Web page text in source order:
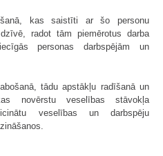
kas saistīti ar šo personu
radot tām piemērotus darba
personas darbspējām un
tādu apstākļu radīšanā un
novērstu veselības stāvokļa
veselības un darbspēju